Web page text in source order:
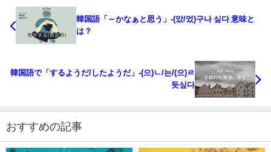
韓国語「～かなぁと思う」-(았/었)구나 싶다 意味と
は？
韓国語で「するようだ/したようだ」-(으)ㄴ/는/(으)ㄹ
듯싶다
おすすめの記事